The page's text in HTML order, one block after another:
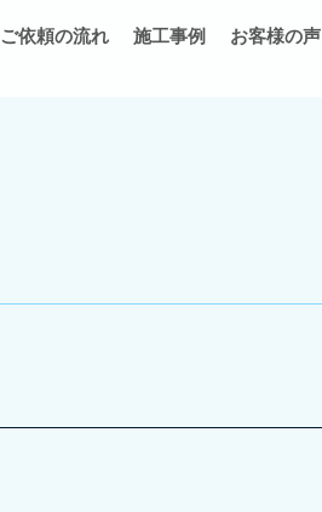
ご依頼の流れ 施工事例 お客様の声